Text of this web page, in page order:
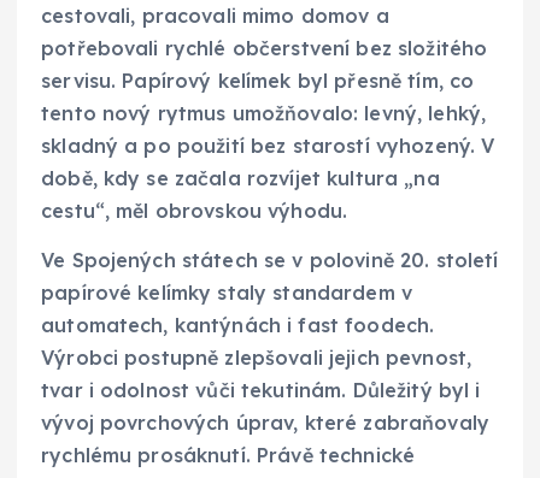
cestovali, pracovali mimo domov a
potřebovali rychlé občerstvení bez složitého
servisu. Papírový kelímek byl přesně tím, co
tento nový rytmus umožňovalo: levný, lehký,
skladný a po použití bez starostí vyhozený. V
době, kdy se začala rozvíjet kultura „na
cestu“, měl obrovskou výhodu.
Ve Spojených státech se v polovině 20. století
papírové kelímky staly standardem v
automatech, kantýnách i fast foodech.
Výrobci postupně zlepšovali jejich pevnost,
tvar i odolnost vůči tekutinám. Důležitý byl i
vývoj povrchových úprav, které zabraňovaly
rychlému prosáknutí. Právě technické